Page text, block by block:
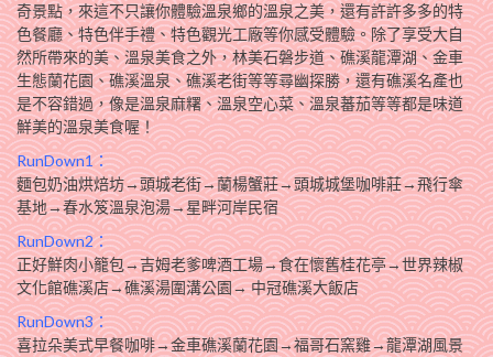
奇景點，來這不只讓你體驗溫泉鄉的溫泉之美，還有許許多多的特
色餐廳、特色伴手禮、特色觀光工廠等你感受體驗。除了享受大自
然所帶來的美、溫泉美食之外，林美石磐步道、礁溪龍潭湖、金車
生態蘭花園、礁溪溫泉、礁溪老街等等尋幽探勝，還有礁溪名產也
是不容錯過，像是溫泉麻糬、溫泉空心菜、溫泉蕃茄等等都是味道
鮮美的溫泉美食喔！
RunDown1：
麵包奶油烘焙坊→頭城老街→蘭楊蟹莊→頭城城堡咖啡莊→飛行傘
基地→春水笈溫泉泡湯→星畔河岸民宿
RunDown2：
正好鮮肉小籠包→吉姆老爹啤酒工場→食在懷舊桂花亭→世界辣椒
文化館礁溪店→礁溪湯圍溝公園→ 中冠礁溪大飯店
RunDown3：
喜拉朵美式早餐咖啡→金車礁溪蘭花園→福哥石窯雞→龍潭湖風景